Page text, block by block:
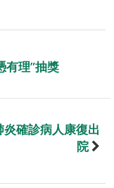
有理”抽獎
確診病人康復出
院